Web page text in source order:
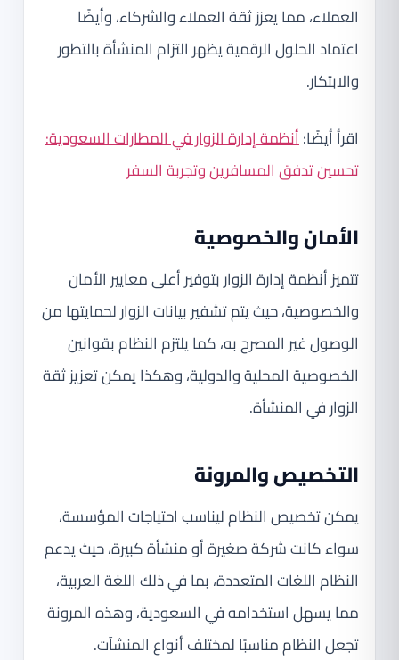
العملاء، مما يعزز ثقة العملاء والشركاء، وأيضًا
اعتماد الحلول الرقمية يظهر التزام المنشأة بالتطور
والابتكار.
اقرأ أيضًا:أنظمة إدارة الزوار في المطارات السعودية:
تحسين تدفق المسافرين وتجربة السفر
الأمان والخصوصية
تتميز أنظمة إدارة الزوار بتوفير أعلى معايير الأمان
والخصوصية، حيث يتم تشفير بيانات الزوار لحمايتها من
الوصول غير المصرح به، كما يلتزم النظام بقوانين
الخصوصية المحلية والدولية، وهكذا يمكن تعزيز ثقة
الزوار في المنشأة.
التخصيص والمرونة
يمكن تخصيص النظام ليناسب احتياجات المؤسسة،
سواء كانت شركة صغيرة أو منشأة كبيرة، حيث يدعم
النظام اللغات المتعددة، بما في ذلك اللغة العربية،
مما يسهل استخدامه في السعودية، وهذه المرونة
تجعل النظام مناسبًا لمختلف أنواع المنشآت.